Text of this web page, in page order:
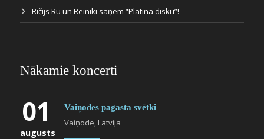
Ričijs Rū un Reiniki saņem “Platīna disku”!
Nākamie koncerti
01
augusts
Vaiņodes pagasta svētki
Vaiņode, Latvija